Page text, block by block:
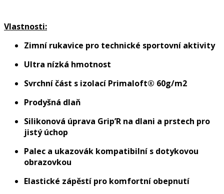
Vlastnosti:
Zimní rukavice pro technické sportovní aktivity
Ultra nízká hmotnost
Svrchní část s izolací Primaloft® 60g/m2
Prodyšná dlaň
Silikonová úprava Grip’R na dlani a prstech pro
jistý úchop
Palec a ukazovák kompatibilní s dotykovou
obrazovkou
Elastické zápěstí pro komfortní obepnutí